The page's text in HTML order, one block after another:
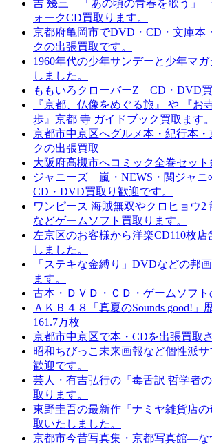
吉 幾三 「あの頃の青春を歌う」
ォークCD買取ります。
京都府亀岡市でDVD・CD・文庫本
クの出張買取です。
1960年代の少年サンデーと少年マ
しました。
ももいろクローバーZ CD・DVD買
『京都、仏像をめぐる旅』 や 『お
歩』京都 寺 ガイドブック買取ます。
京都市中京区へグルメ本・紀行本
クの出張買取
大阪府高槻市へコミック全巻セッ
ジャニーズ 嵐・NEWS・関ジャニ
CD・DVD買取り歓迎です。
ワンピース 海賊無双やクロヒョウ2
などゲームソフト買取ります。
左京区のお客様から洋楽CD110枚店
しました。
「ステキな金縛り」DVDなどの邦
ます。
古本・ＤＶＤ・ＣＤ・ゲームソフト
ＡＫＢ４８「真夏のSounds good!」
161.7万枚
京都市中京区で本・CDを出張買取
昭和ちびっこ未来画報など個性派サ
歓迎です。
芸人・有吉弘行の『毒舌訳 哲学者
取ります。
東野圭吾の最新作『ナミヤ雑貨店
取いたしました。
京都市今昔写真集・京都写真館―な